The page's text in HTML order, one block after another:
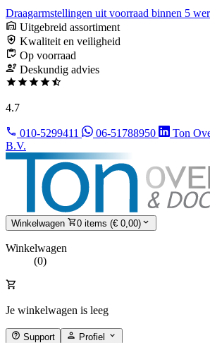
Draagarmstellingen uit voorraad binnen 5
Uitgebreid assortiment
Kwaliteit en veiligheid
Op voorraad
Deskundig advies
4.7
010-5299411 06-51788950
Ton
B.V.
Winkelwagen 0 items (€ 0,00)
Winkelwagen
(0)
Je winkelwagen is leeg
Support Profiel